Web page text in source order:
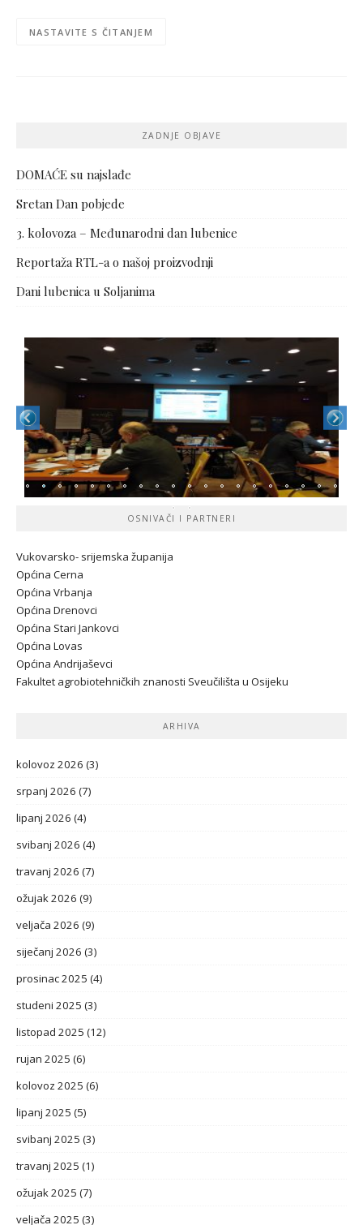
NASTAVITE S ČITANJEM
ZADNJE OBJAVE
DOMAĆE su najslađe
Sretan Dan pobjede
3. kolovoza – Međunarodni dan lubenice
Reportaža RTL-a o našoj proizvodnji
Dani lubenica u Soljanima
OSNIVAČI I PARTNERI
Vukovarsko- srijemska županija
Općina Cerna
Općina Vrbanja
Općina Drenovci
Općina Stari Jankovci
Općina Lovas
Općina Andrijaševci
Fakultet agrobiotehničkih znanosti Sveučilišta u Osijeku
ARHIVA
kolovoz 2026 (3)
srpanj 2026 (7)
lipanj 2026 (4)
svibanj 2026 (4)
travanj 2026 (7)
ožujak 2026 (9)
veljača 2026 (9)
siječanj 2026 (3)
prosinac 2025 (4)
studeni 2025 (3)
listopad 2025 (12)
rujan 2025 (6)
kolovoz 2025 (6)
lipanj 2025 (5)
svibanj 2025 (3)
travanj 2025 (1)
ožujak 2025 (7)
veljača 2025 (3)